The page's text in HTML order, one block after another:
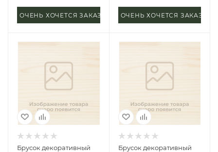
ОЧЕНЬ ХОЧЕТСЯ ЗАКАЗАТЬ ОЧЕНЬ ХОЧЕТСЯ ЗАКАЗАТЬ
Брусок декоративный
Брусок декоративный